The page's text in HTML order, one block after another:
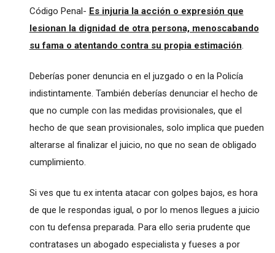
Código Penal- Es injuria la acción o expresión que
lesionan la dignidad de otra persona, menoscabando
su fama o atentando contra su propia estimación
Deberías poner denuncia en el juzgado o en la Policía
indistintamente. También deberías denunciar el hecho de
que no cumple con las medidas provisionales, que el
hecho de que sean provisionales, solo implica que pueden
alterarse al finalizar el juicio, no que no sean de obligado
cumplimiento.
Si ves que tu ex intenta atacar con golpes bajos, es hora
de que le respondas igual, o por lo menos llegues a juicio
con tu defensa preparada. Para ello seria prudente que
contratases un abogado especialista y fueses a por